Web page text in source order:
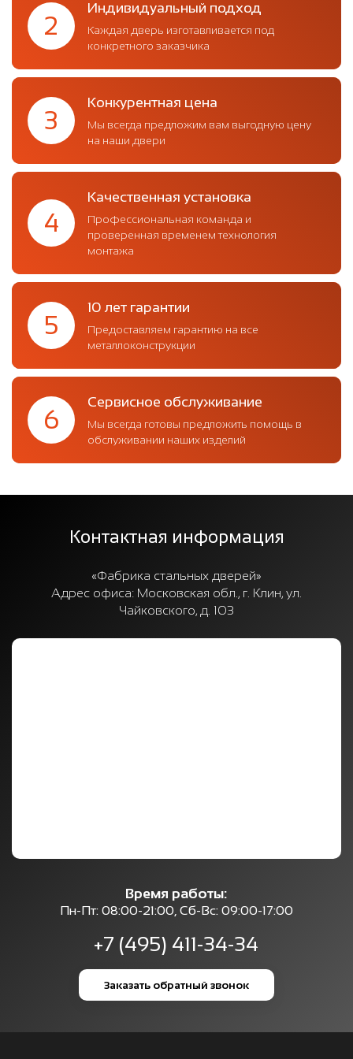
2
Индивидуальный подход
Каждая дверь изготавливается под
конкретного заказчика
3
Конкурентная цена
Мы всегда предложим вам выгодную цену
на наши двери
4
Качественная установка
Профессиональная команда и
проверенная временем технология
монтажа
5
10 лет гарантии
Предоставляем гарантию на все
металлоконструкции
6
Сервисное обслуживание
Мы всегда готовы предложить помощь в
обслуживании наших изделий
Контактная информация
«Фабрика стальных дверей»
Адрес офиса: Московская обл., г. Клин, ул.
Чайковского, д. 103
Время работы:
Пн-Пт: 08:00-21:00, Сб-Вс: 09:00-17:00
+7 (495) 411-34-34
Заказать обратный звонок